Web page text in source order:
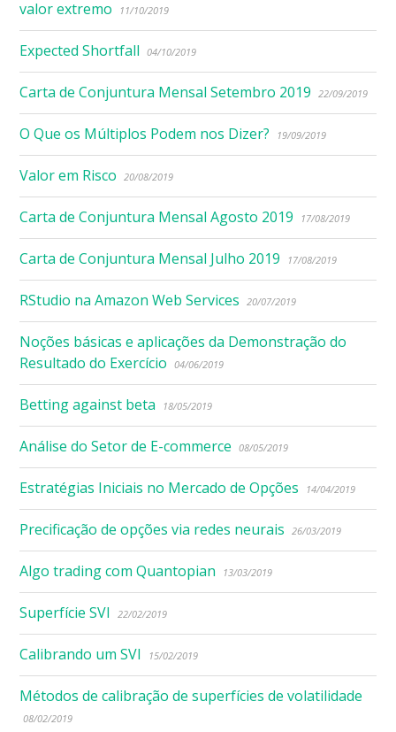
valor extremo
11/10/2019
Expected Shortfall 04/10/2019
Carta de Conjuntura Mensal Setembro 2019 22/09/2019
O Que os Múltiplos Podem nos Dizer? 19/09/2019
Valor em Risco 20/08/2019
Carta de Conjuntura Mensal Agosto 2019 17/08/2019
Carta de Conjuntura Mensal Julho 2019 17/08/2019
RStudio na Amazon Web Services 20/07/2019
Noções básicas e aplicações da Demonstração do
Resultado do Exercício
04/06/2019
Betting against beta 18/05/2019
Análise do Setor de E-commerce 08/05/2019
Estratégias Iniciais no Mercado de Opções 14/04/2019
Precificação de opções via redes neurais 26/03/2019
Algo trading com Quantopian 13/03/2019
Superfície SVI 22/02/2019
Calibrando um SVI 15/02/2019
Métodos de calibração de superfícies de volatilidade
08/02/2019